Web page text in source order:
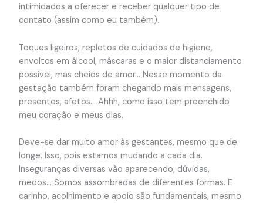
intimidados a oferecer e receber qualquer tipo de
contato (assim como eu também).
Toques ligeiros, repletos de cuidados de higiene,
envoltos em álcool, máscaras e o maior distanciamento
possível, mas cheios de amor… Nesse momento da
gestação também foram chegando mais mensagens,
presentes, afetos… Ahhh, como isso tem preenchido
meu coração e meus dias.
Deve-se dar muito amor às gestantes, mesmo que de
longe. Isso, pois estamos mudando a cada dia.
Inseguranças diversas vão aparecendo, dúvidas,
medos… Somos assombradas de diferentes formas. E
carinho, acolhimento e apoio são fundamentais, mesmo